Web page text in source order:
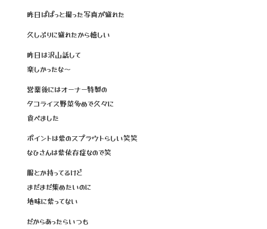
昨日ぱぱっと撮った写真が盛れた
久しぶりに盛れたから嬉しい
昨日は沢山話して
楽しかったな～
営業後にはオーナー特製の
タコライス野菜多めで久々に
食べました
ポイントは紫のスプラウトらしい笑笑
なひさんは紫依存症なので笑
服とか持ってるけど
まだまだ集めたいのに
地味に紫ってない
だからあったらいつも